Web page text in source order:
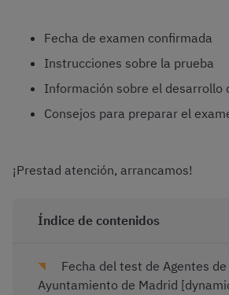
Fecha de examen confirmada
Instrucciones sobre la prueba
Información sobre el desarrollo
Consejos para preparar el
¡Prestad atención, arrancamos!
Índice de contenidos
Fecha del test de Agentes
Ayuntamiento de Madrid